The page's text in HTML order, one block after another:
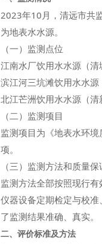
2023年10月，清远市共
为地表水水源。
（一）监测点位
江南水厂饮用水水源（清
滨江河三坑滩饮用水水源
北江芒洲饮用水水源（清
（二）监测项目
监测项目为《地表水环
项。
（三）监测方法和质量保
监测方法全部按照现行
仪器设备定期检定与校
了监测结果准确、真实。
二、评价标准及方法